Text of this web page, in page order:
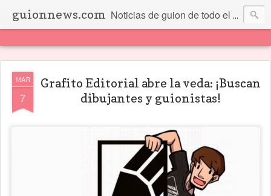
guionnews.com Noticias de guion de todo el mundo... Y más.
MAR
7
Grafito Editorial abre la veda: ¡Buscan
dibujantes y guionistas!